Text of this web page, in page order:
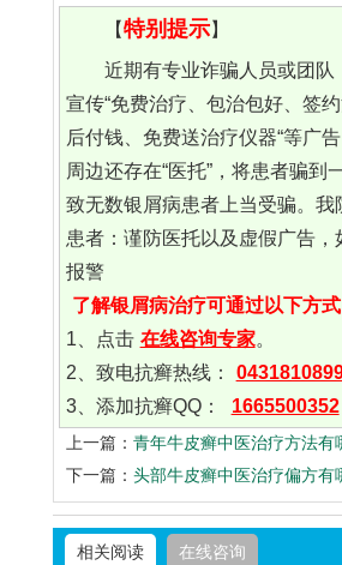
【特别提示】
近期有专业诈骗人员或团队
宣传“免费治疗、包治包好、签
后付钱、免费送治疗仪器“等广
周边还存在“医托”，将患者骗到
致无数银屑病患者上当受骗。我
患者：谨防医托以及虚假广告，
报警
了解银屑病治疗可通过以下方式
1、点击 在线咨询专家。
2、致电抗癣热线：
3、添加抗癣QQ：
1665500352
上一篇： 青年牛皮癣中医治疗方法有
下一篇： 头部牛皮癣中医治疗偏方有
相关阅读 在线咨询